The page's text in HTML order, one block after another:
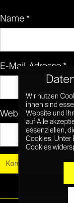
Name *
E-Mail-Adresse *
Website
Wir nutzen
ihnen sind
Website und
auf Alle
essenziellen,
Cookies. Unter
Cookies